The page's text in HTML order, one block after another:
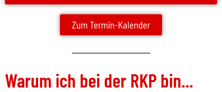
Zum Termin-Kalender
Warum ich bei der RKP bin...